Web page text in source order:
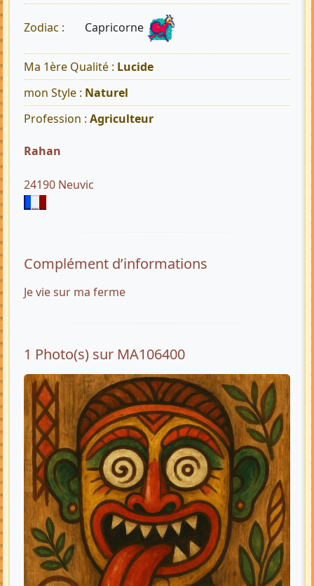
Zodiac : Capricorne
Ma 1ère Qualité : Lucide
mon Style : Naturel
Profession : Agriculteur
Rahan
24190 Neuvic
Complément d’informations
Je vie sur ma ferme
1 Photo(s) sur MA106400